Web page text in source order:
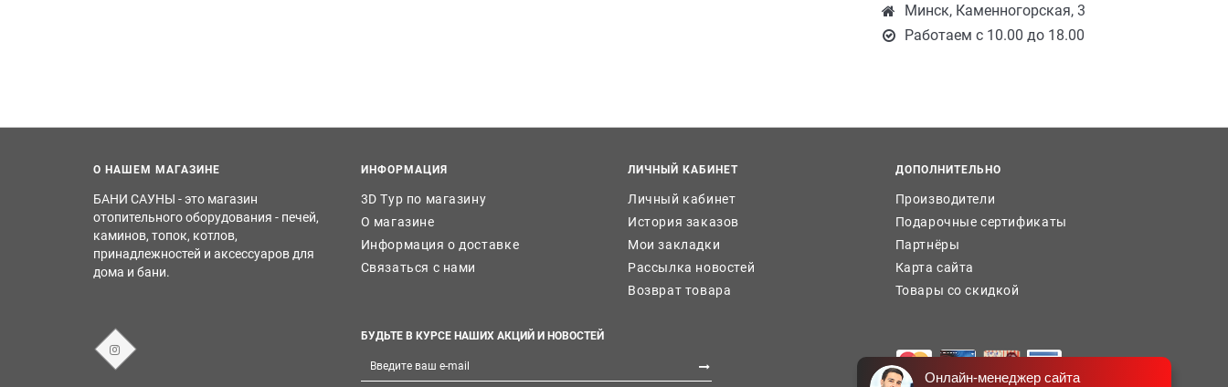
Минск, Каменногорская, 3
Работаем с 10.00 до 18.00
О НАШЕМ МАГАЗИНЕ
БАНИ САУНЫ - это магазин
отопительного оборудования - печей,
каминов, топок, котлов,
принадлежностей и аксессуаров для
дома и бани.
ИНФОРМАЦИЯ
3D Тур по магазину
О магазине
Информация о доставке
Связаться с нами
ЛИЧНЫЙ КАБИНЕТ
Личный кабинет
История заказов
Мои закладки
Рассылка новостей
Возврат товара
ДОПОЛНИТЕЛЬНО
Производители
Подарочные сертификаты
Партнёры
Карта сайта
Товары со скидкой
БУДЬТЕ В КУРСЕ НАШИХ АКЦИЙ И НОВОСТЕЙ
Онлайн-менеджер сайта